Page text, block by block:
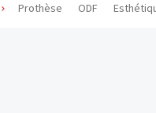
Prothèse ODF